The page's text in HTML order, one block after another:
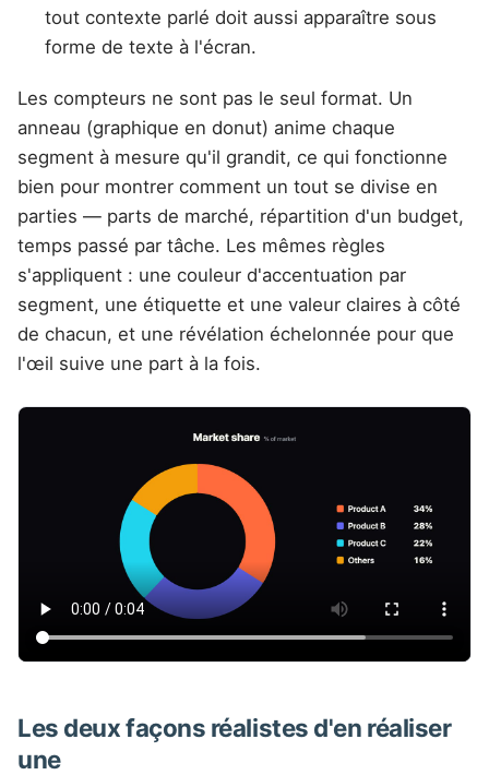
tout contexte parlé doit aussi apparaître sous
forme de texte à l'écran.
Les compteurs ne sont pas le seul format. Un
anneau (graphique en donut) anime chaque
segment à mesure qu'il grandit, ce qui fonctionne
bien pour montrer comment un tout se divise en
parties — parts de marché, répartition d'un budget,
temps passé par tâche. Les mêmes règles
s'appliquent : une couleur d'accentuation par
segment, une étiquette et une valeur claires à côté
de chacun, et une révélation échelonnée pour que
l'œil suive une part à la fois.
Les deux façons réalistes d'en réaliser
une